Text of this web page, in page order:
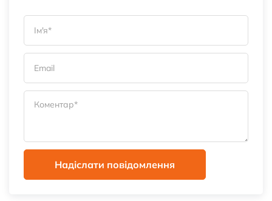
Надіслати повідомлення